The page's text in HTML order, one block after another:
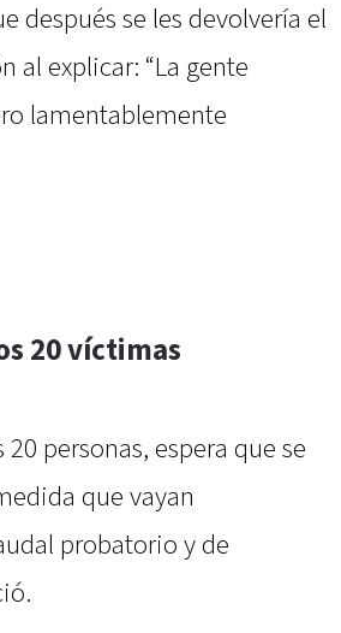
después se les devolvería el
al explicar: “La gente
lamentablemente
20 víctimas
personas, espera que se
que vayan
probatorio y de